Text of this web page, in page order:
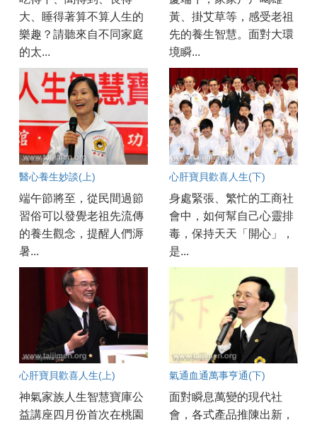
大、睡得著算不算人生的
樂趣？請聽來自不同家庭
的太...
黃、掛艾草等，感受老祖
先的養生智慧。面對大環
境瞬...
醫心養生妙談(上)
端午節將至，從民間過節
習俗可以發覺老祖先流傳
的養生觀念，提醒人們溽
暑...
心肝寶貝歡喜人生(下)
身處緊張、繁忙的工商社
會中，如何幫自己心靈排
毒，保持天天「開心」，
是...
心肝寶貝歡喜人生(上)
神氣家族人生智慧寶庫公
益講座四月份首次在桃園
氣通血通萬事亨通(下)
面對瞬息萬變的現代社
會，各式產品推陳出新，